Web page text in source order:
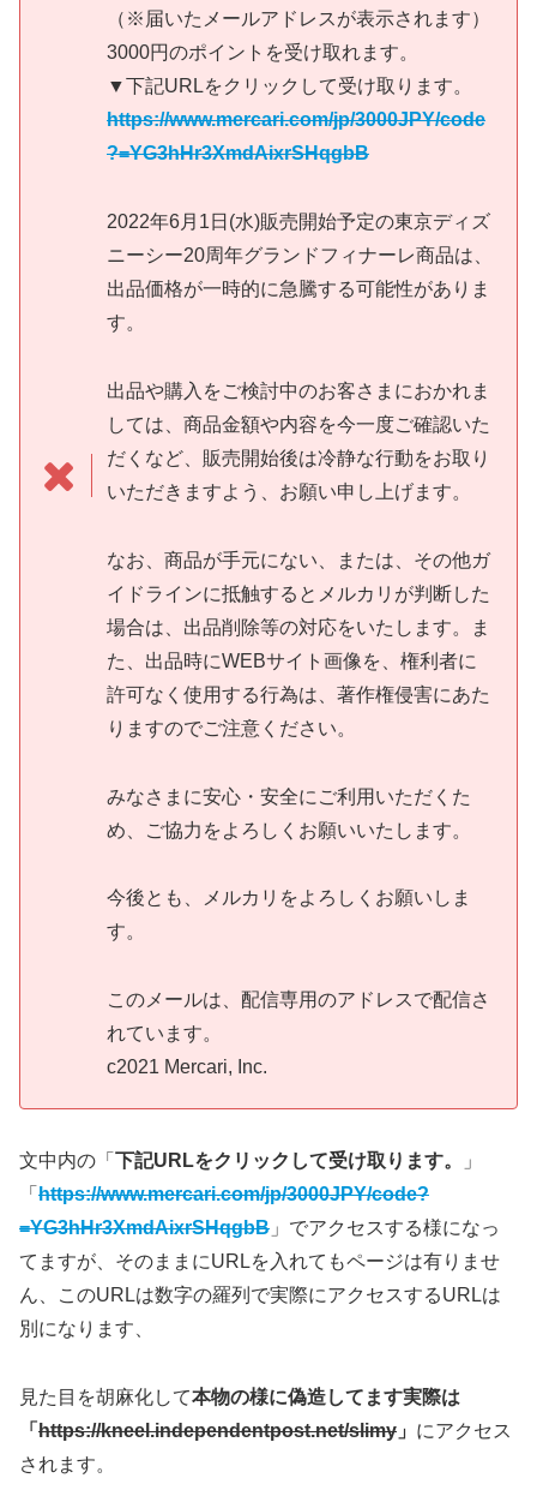
（※届いたメールアドレスが表示されます）
3000円のポイントを受け取れます。
▼下記URLをクリックして受け取ります。
https://www.mercari.com/jp/3000JPY/code
?=YG3hHr3XmdAixrSHqgbB
2022年6月1日(水)販売開始予定の東京ディズ
ニーシー20周年グランドフィナーレ商品は、
出品価格が一時的に急騰する可能性がありま
す。
出品や購入をご検討中のお客さまにおかれま
しては、商品金額や内容を今一度ご確認いた
だくなど、販売開始後は冷静な行動をお取り
いただきますよう、お願い申し上げます。
なお、商品が手元にない、または、その他ガ
イドラインに抵触するとメルカリが判断した
場合は、出品削除等の対応をいたします。ま
た、出品時にWEBサイト画像を、権利者に
許可なく使用する行為は、著作権侵害にあた
りますのでご注意ください。
みなさまに安心・安全にご利用いただくた
め、ご協力をよろしくお願いいたします。
今後とも、メルカリをよろしくお願いしま
す。
このメールは、配信専用のアドレスで配信さ
れています。
c2021 Mercari, Inc.
文中内の「 下記URLをクリックして受け取ります。
」
「 https://www.mercari.com/jp/3000JPY/code?
=YG3hHr3XmdAixrSHqgbB 」でアクセスする様になっ
てますが、そのままにURLを入れてもページは有りませ
ん、このURLは数字の羅列で実際にアクセスするURLは
別になります、
見た目を胡麻化して本物の様に偽造してます実際は
「 https://kneel.independentpost.net/slimy 」 にアクセス
されます。